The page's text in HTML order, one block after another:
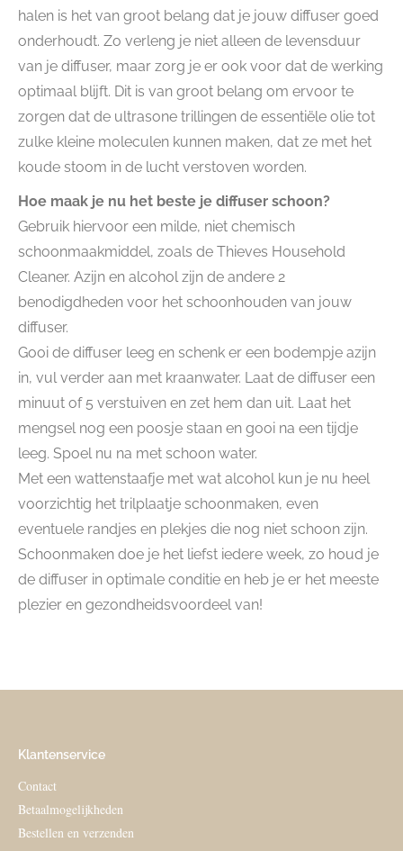
halen is het van groot belang dat je jouw diffuser goed
onderhoudt. Zo verleng je niet alleen de levensduur
van je diffuser, maar zorg je er ook voor dat de werking
optimaal blijft. Dit is van groot belang om ervoor te
zorgen dat de ultrasone trillingen de essentiële olie tot
zulke kleine moleculen kunnen maken, dat ze met het
koude stoom in de lucht verstoven worden.
Hoe maak je nu het beste je diffuser schoon?
Gebruik hiervoor een milde, niet chemisch
schoonmaakmiddel, zoals de Thieves Household
Cleaner. Azijn en alcohol zijn de andere 2
benodigdheden voor het schoonhouden van jouw
diffuser.
Gooi de diffuser leeg en schenk er een bodempje azijn
in, vul verder aan met kraanwater. Laat de diffuser een
minuut of 5 verstuiven en zet hem dan uit. Laat het
mengsel nog een poosje staan en gooi na een tijdje
leeg. Spoel nu na met schoon water.
Met een wattenstaafje met wat alcohol kun je nu heel
voorzichtig het trilplaatje schoonmaken, even
eventuele randjes en plekjes die nog niet schoon zijn.
Schoonmaken doe je het liefst iedere week, zo houd je
de diffuser in optimale conditie en heb je er het meeste
plezier en gezondheidsvoordeel van!
Klantenservice
Contact
Betaalmogelijkheden
Bestellen en verzenden